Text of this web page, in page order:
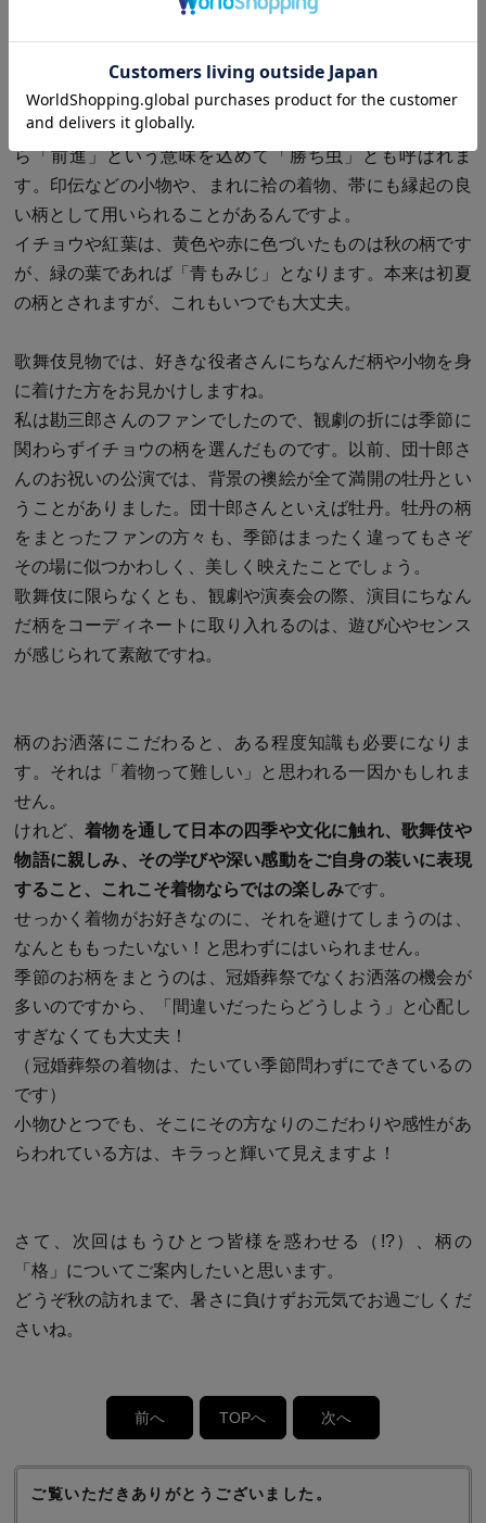
年あわただしく、付けるのを忘れてしまうのです…。
また、季節限定の柄であっても何かの由来があって季節問
わずとなり、着用機会がぐっと増える場合があります。
たとえばトンボは秋の虫ですが、前にしか飛ばない習性か
ら「前進」という意味を込めて「勝ち虫」とも呼ばれま
す。印伝などの小物や、まれに袷の着物、帯にも縁起の良
い柄として用いられることがあるんですよ。
イチョウや紅葉は、黄色や赤に色づいたものは秋の柄です
が、緑の葉であれば「青もみじ」となります。本来は初夏
の柄とされますが、これもいつでも大丈夫。
歌舞伎見物では、好きな役者さんにちなんだ柄や小物を身
に着けた方をお見かけしますね。
私は勘三郎さんのファンでしたので、観劇の折には季節に
関わらずイチョウの柄を選んだものです。以前、団十郎さ
んのお祝いの公演では、背景の襖絵が全て満開の牡丹とい
うことがありました。団十郎さんといえば牡丹。牡丹の柄
をまとったファンの方々も、季節はまったく違ってもさぞ
その場に似つかわしく、美しく映えたことでしょう。
歌舞伎に限らなくとも、観劇や演奏会の際、演目にちなん
だ柄をコーディネートに取り入れるのは、遊び心やセンス
が感じられて素敵ですね。
柄のお洒落にこだわると、ある程度知識も必要になりま
す。それは「着物って難しい」と思われる一因かもしれま
せん。
けれど、着物を通して日本の四季や文化に触れ、歌舞伎や
物語に親しみ、その学びや深い感動をご自身の装いに表現
すること、これこそ着物ならではの楽しみです。
せっかく着物がお好きなのに、それを避けてしまうのは、
なんとももったいない！と思わずにはいられません。
季節のお柄をまとうのは、冠婚葬祭でなくお洒落の機会が
多いのですから、「間違いだったらどうしよう」と心配し
すぎなくても大丈夫！
（冠婚葬祭の着物は、たいてい季節問わずにできているの
です）
小物ひとつでも、そこにその方なりのこだわりや感性があ
らわれている方は、キラっと輝いて見えますよ！
さて、次回はもうひとつ皆様を惑わせる（!?）、柄の
「格」についてご案内したいと思います。
どうぞ秋の訪れまで、暑さに負けずお元気でお過ごしくだ
さいね。
前へ TOPへ 次へ
ご覧いただきありがとうございました。